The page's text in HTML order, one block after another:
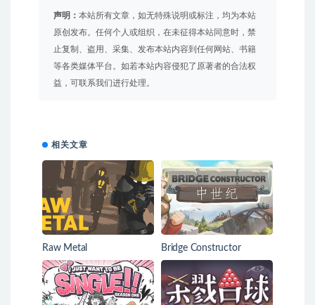
声明： 本站所有文章，如无特殊说明或标注，均为本站
原创发布。任何个人或组织，在未征得本站同意时，禁
止复制、盗用、采集、发布本站内容到任何网站、书籍
等各类媒体平台。如若本站内容侵犯了原著者的合法权
益，可联系我们进行处理。
相关文章
Raw Metal
Bridge Constructor
Medieval